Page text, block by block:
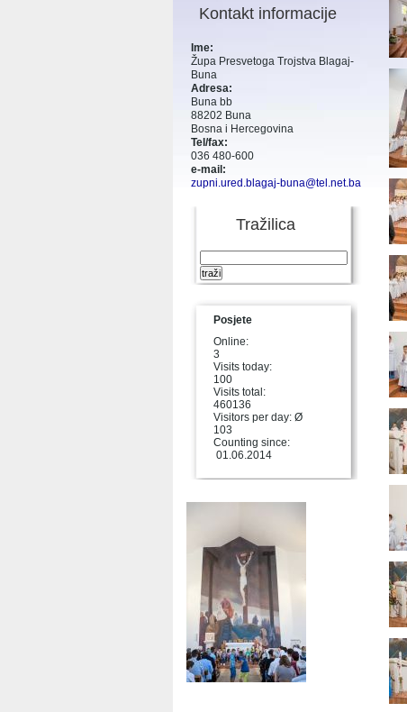
Kontakt informacije
Ime:
Župa Presvetoga Trojstva Blagaj-
Buna
Adresa:
Buna bb
88202 Buna
Bosna i Hercegovina
Tel/fax:
036 480-600
e-mail:
zupni.ured.blagaj-buna@tel.net.ba
Tražilica
Posjete
Online:
3
Visits today:
100
Visits total:
460136
Visitors per day: Ø
103
Counting since:
01.06.2014